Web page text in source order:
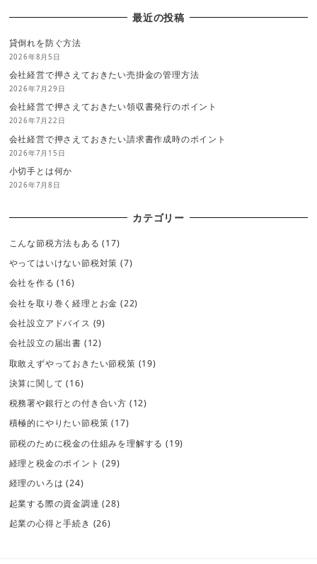
最近の投稿
貸倒れを防ぐ方法
2026年8月5日
会社経営で押さえておきたい売掛金の管理方法
2026年7月29日
会社経営で押さえておきたい領収書発行のポイント
2026年7月22日
会社経営で押さえておきたい請求書作成時のポイント
2026年7月15日
小切手とは何か
2026年7月8日
カテゴリー
こんな節税方法もある (17)
やってはいけない節税対策 (7)
会社を作る (16)
会社を取り巻く経理とお金 (22)
会社設立アドバイス (9)
会社設立の届出書 (12)
取敢えずやっておきたい節税策 (19)
決算に関して (16)
税務署や銀行との付き合い方 (12)
積極的にやりたい節税策 (17)
節税のために税金の仕組みを理解する (19)
経理と税金のポイント (29)
経理のいろは (24)
起業する際の資金調達 (28)
起業の心得と手続き (26)